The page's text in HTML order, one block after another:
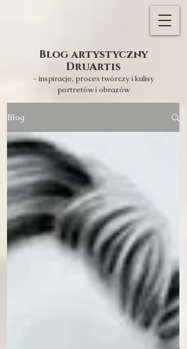
Blog artystyczny
DruArtis
- inspiracje, proces twórczy i kulisy
portretów i obrazów
Blog